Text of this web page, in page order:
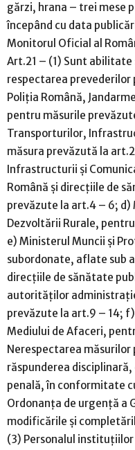
gărzi, hrana – trei mese
începând cu data
Monitorul Oficial al
Art.21 – (1) Sunt abilitate
respectarea
Poliția Română,
pentru măsurile
Transporturilor,
măsura prevăzută la
Infrastructurii și
Română și direcțiile de
prevăzute la art.4 – 6;
Dezvoltării Rurale,
e) Ministerul Muncii și
subordonate, aflate sub
direcțiile de sănătate
autorităților
prevăzute la art.9 – 14;
Mediului de Afaceri,
Nerespectarea
răspunderea
penală, în conformitate
Ordonanța de urgență a
modificările și
(3) Personalul